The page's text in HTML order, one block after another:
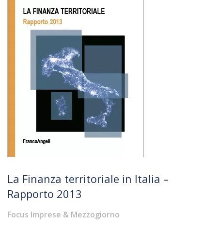
La Finanza territoriale in Italia –
Rapporto 2013
Focus Imprese & Mezzogiorno